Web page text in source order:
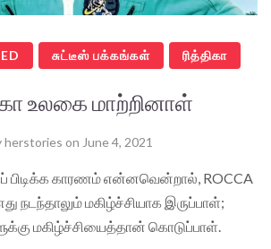
சுட்டீஸ் பக்கங்கள் ரித்திகா
உலகை மாற்றினாள்
herstories on June 4, 2021
பிடிக்க காரணம் என்னவென்றால், ROCCA
நடந்தாலும் மகிழ்ச்சியாக இருப்பாள்;
மகிழ்ச்சியைத்தான் கொடுப்பாள்.